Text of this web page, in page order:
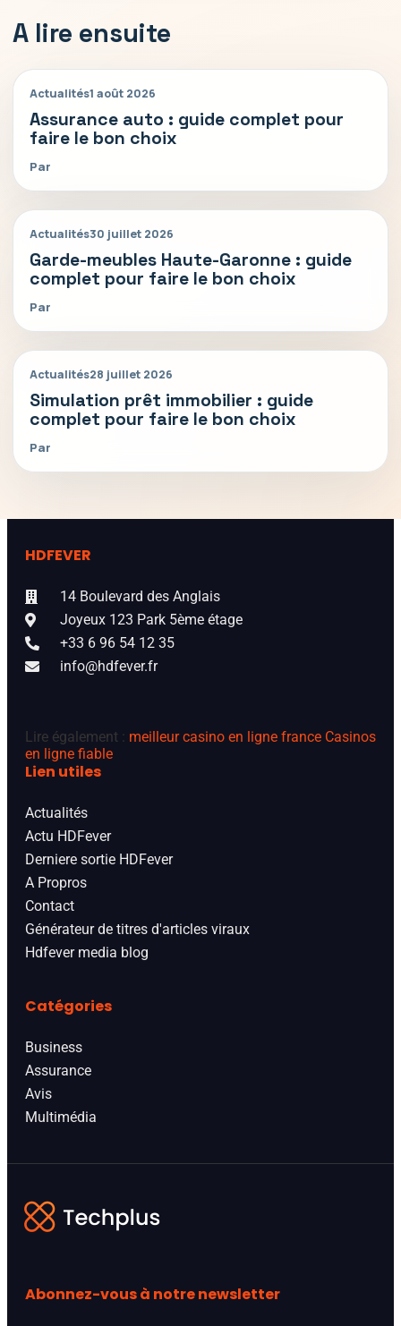
A lire ensuite
Actualités1 août 2026
Assurance auto : guide complet pour
faire le bon choix
Par
Actualités30 juillet 2026
Garde-meubles Haute-Garonne : guide
complet pour faire le bon choix
Par
Actualités28 juillet 2026
Simulation prêt immobilier : guide
complet pour faire le bon choix
Par
HDFEVER
14 Boulevard des Anglais
Joyeux 123 Park 5ème étage
+33 6 96 54 12 35
info@hdfever.fr
Lire également : meilleur casino en ligne france Casinos
en ligne fiable
Lien utiles
Actualités
Actu HDFever
Derniere sortie HDFever
A Propros
Contact
Générateur de titres d'articles viraux
Hdfever media blog
Catégories
Business
Assurance
Avis
Multimédia
Abonnez-vous à notre newsletter